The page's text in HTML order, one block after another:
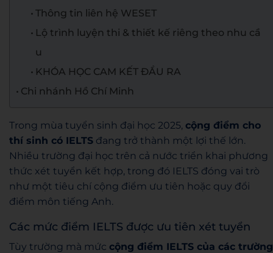
Thông tin liên hệ WESET
Lộ trình luyện thi & thiết kế riêng theo nhu cầ
u
KHÓA HỌC CAM KẾT ĐẦU RA
Chi nhánh Hồ Chí Minh
Trong mùa tuyển sinh đại học 2025, cộng điểm cho
thí sinh có IELTS đang trở thành một lợi thế lớn.
Nhiều trường đại học trên cả nước triển khai phương
thức xét tuyển kết hợp, trong đó IELTS đóng vai trò
như một tiêu chí cộng điểm ưu tiên hoặc quy đổi
điểm môn tiếng Anh.
Các mức điểm IELTS được ưu tiên xét tuyển
Tùy trường mà mức cộng điểm IELTS của các trường